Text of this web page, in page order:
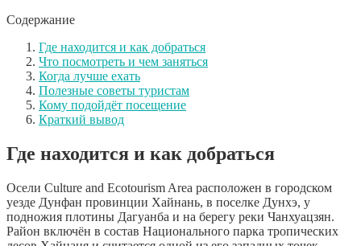
Содержание
Где находится и как добраться
Что посмотреть и чем заняться
Когда лучше ехать
Полезные советы туристам
Кому подойдёт посещение
Краткий вывод
Где находится и как добраться
Осели⁠ Culture and Ecotourism Area расположен в городском
уезде Дунфан провинции Хайнань, в поселке Дунхэ, у
подножия плотины Дагуанба и на берегу реки Чанхуацзян.
Район включён в состав Национального парка тропических